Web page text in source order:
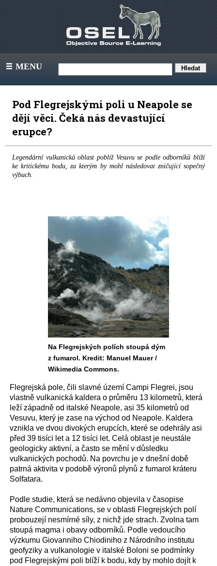
III MENU
Pod Flegrejskými poli u Neapole se
dějí věci. Čeká nás devastující
erupce?
Legendární vulkanická oblast poblíž Vesuvu se podle odborníků blíží
ke kritickému bodu, za kterým by mohl následovat zničující sopečný
výbuch.
Na Flegrejských polích stoupá dým
z fumarol. Kredit: Manuel Mauer /
Wikimedia Commons.
Flegrejská pole, čili slavné území Campi Flegrei, jsou
vlastně vulkanická kaldera o průměru 13 kilometrů, která
leží západně od italské Neapole, asi 35 kilometrů od
Vesuvu, který je zase na východ od Neapole. Kaldera
vznikla ve dvou divokých erupcích, které se odehrály asi
před 39 tisíci let a 12 tisíci let. Celá oblast je neustále
geologicky aktivní, a často se mění v důsledku
vulkanických pochodů. Na povrchu je v dnešní době
patrná aktivita v podobě výronů plynů z fumarol kráteru
Solfatara.
Podle studie, která se nedávno objevila v časopise
Nature Communications, se v oblasti Flegrejských polí
probouzejí nesmírné síly, z nichž jde strach. Zvolna tam
stoupá magma i obavy odborníků. Podle vedoucího
výzkumu Giovanniho Chiodiniho z Národního institutu
geofyziky a vulkanologie v italské Boloni se podmínky
pod Flegrejskými poli blíží k bodu, kdy by mohlo dojít k